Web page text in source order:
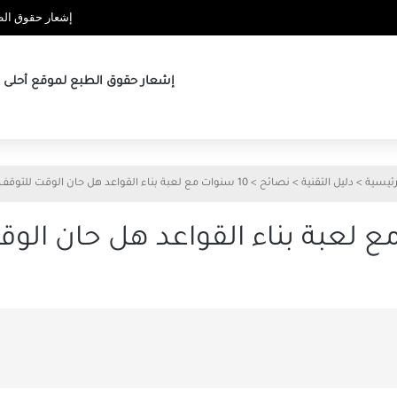
إشعار حقوق
إشعار حقوق الطبع لموقع أحلى
> دليل التقنية > نصائح > 10 سنوات مع لعبة بناء القواعد هل حان الوقت للتوقف؟